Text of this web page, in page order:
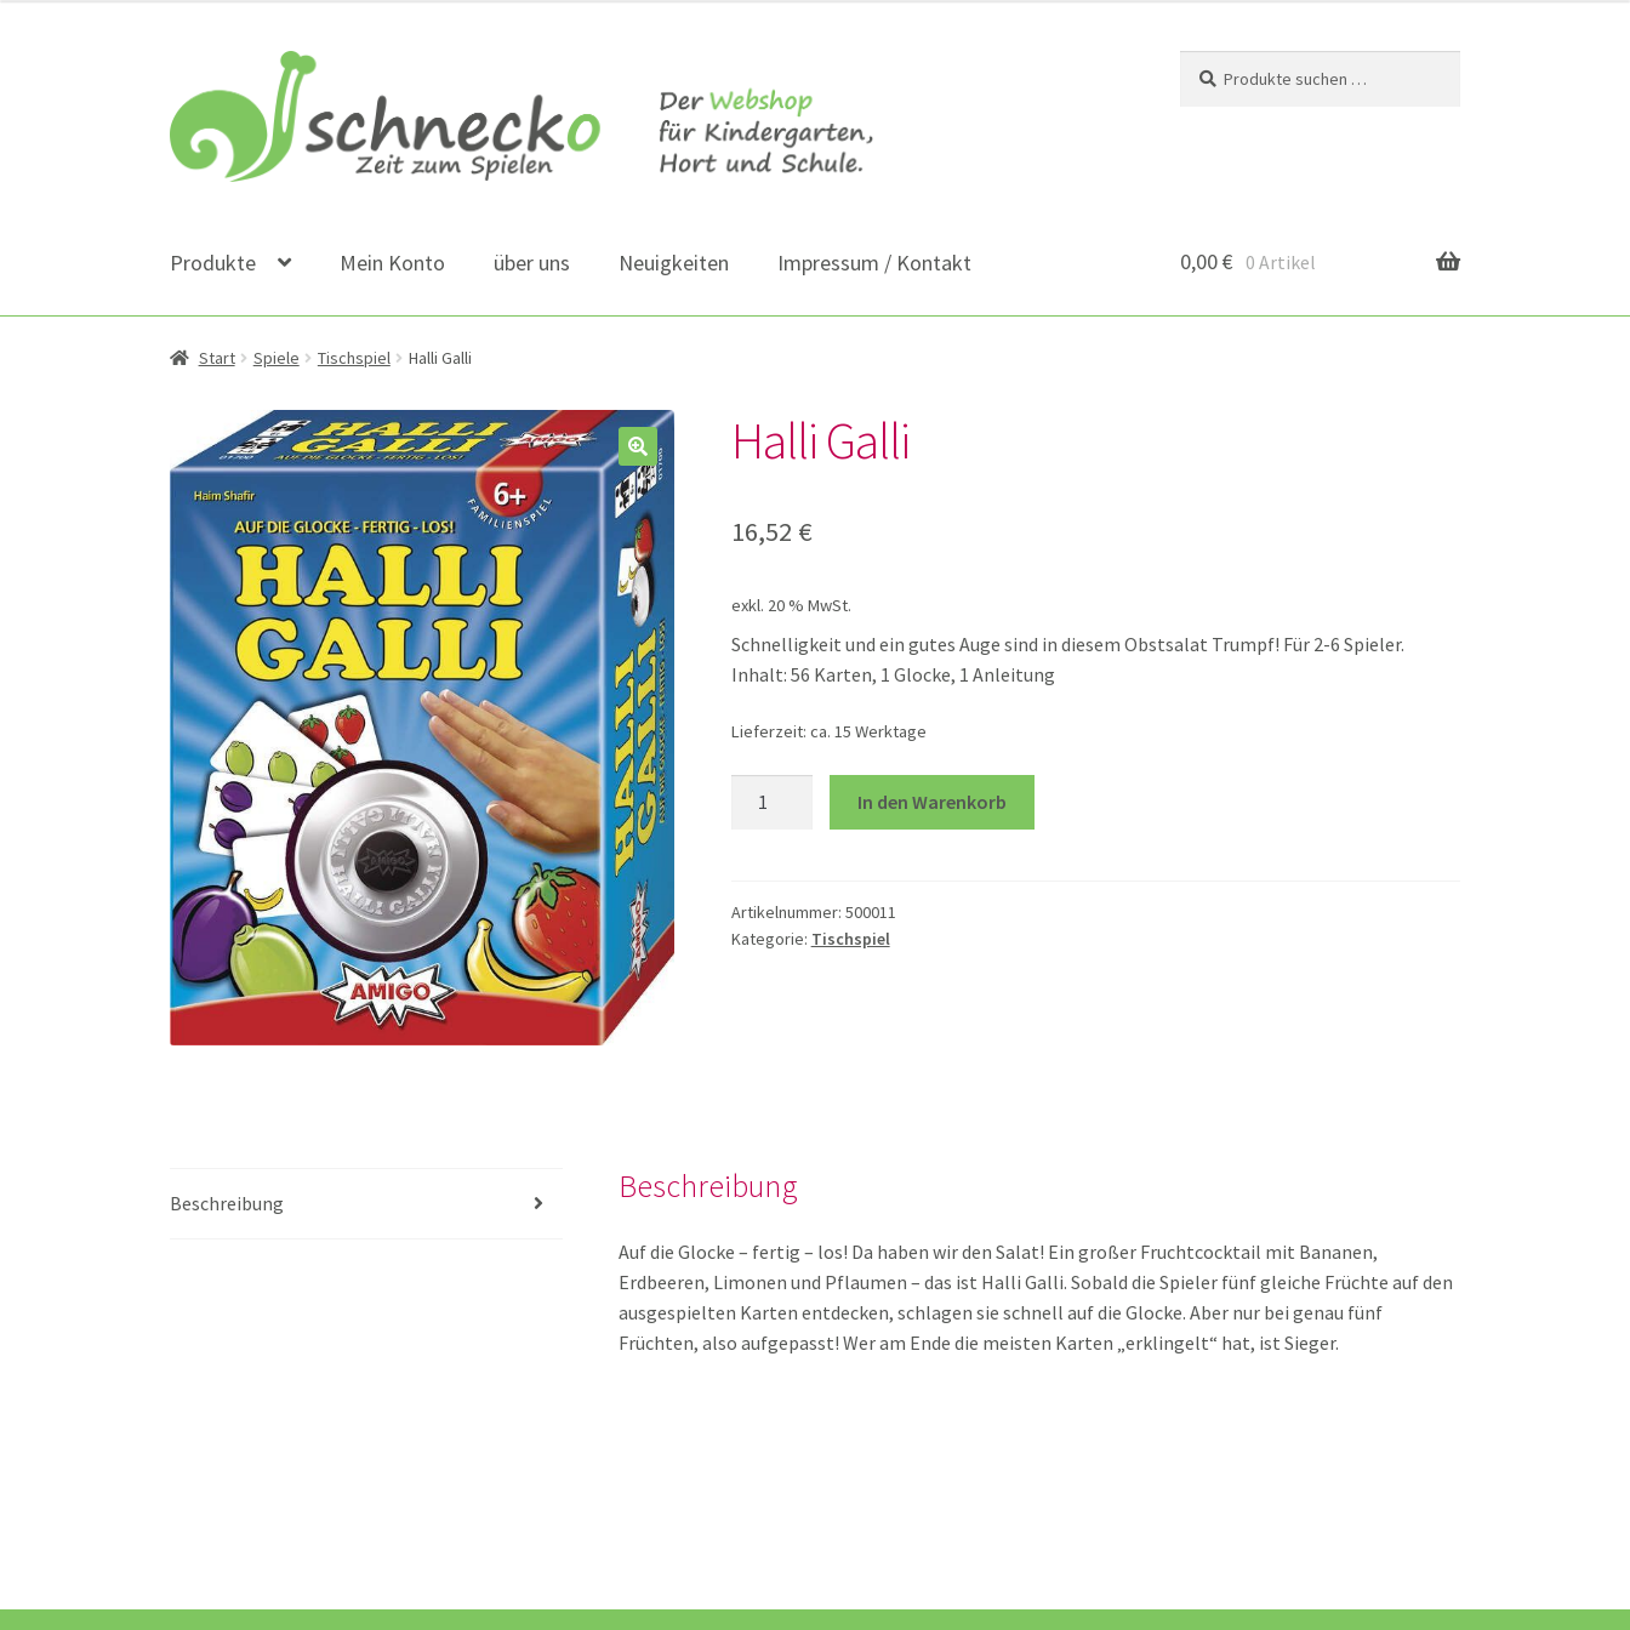
Navigation
springen
Inhalt
springen
nach:
Produkte Mein Konto über uns Neuigkeiten Impressum / Kontakt 0,00€ 0 Artikel
Start Spiele Tischspiel Halli Galli
Halli Galli
16,52 €
exkl. 20 % MwSt.
Schnelligkeit und ein gutes Auge sind in diesem Obstsalat Trumpf! Für 2-6 Spieler.
Inhalt: 56 Karten, 1 Glocke, 1 Anleitung
Lieferzeit: ca. 15 Werktage
In den Warenkorb
Artikelnummer: 500011
Kategorie: Tischspiel
Beschreibung Beschreibung
Auf die Glocke – fertig – los! Da haben wir den Salat! Ein großer Fruchtcocktail mit Bananen,
Erdbeeren, Limonen und Pflaumen – das ist Halli Galli. Sobald die Spieler fünf gleiche Früchte auf den
ausgespielten Karten entdecken, schlagen sie schnell auf die Glocke. Aber nur bei genau fünf
Früchten, also aufgepasst! Wer am Ende die meisten Karten „erklingelt“ hat, ist Sieger.